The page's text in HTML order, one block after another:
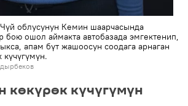
облусунун Кемин шаарчасында
бою ошол аймакта автобазада эмгектенип,
апам бүт жашоосун соодага арнаган
көкүрөк күчүгүмүн